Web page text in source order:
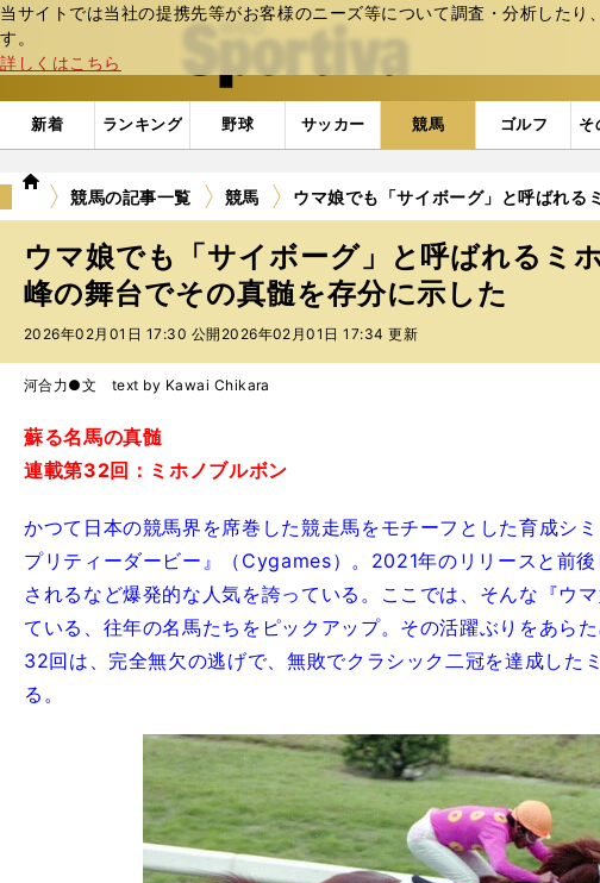
当サイトでは当社の提携先等がお客様のニーズ等について調査・分析した
す。
詳しくはこちら
web Sportiva (webスポルティーバ)
新着 ランキング 野球 サッカー 競馬 ゴルフ そ
we
ポ
ル
ィ
ー
バ
競馬の記事一覧 競馬 ウマ娘でも「サイボーグ」と呼ばれ
ウマ娘でも「サイボーグ」と呼ばれる
峰の舞台でその真髄を存分に示した
2026年02月01日 17:30 公開 2026年02月01日 17:34 更新
河合力●文 text by Kawai Chikara
蘇る名馬の真髄
連載第32回：ミホノブルボン
かつて日本の競馬界を席巻した競走馬をモチーフとした育成シ
プリティーダービー』（Cygames）。2021年のリリースと前
されるなど爆発的な人気を誇っている。ここでは、そんな『ウ
ている、往年の名馬たちをピックアップ。その活躍ぶりをあら
32回は、完全無欠の逃げで、無敗でクラシック二冠を達成した
る。